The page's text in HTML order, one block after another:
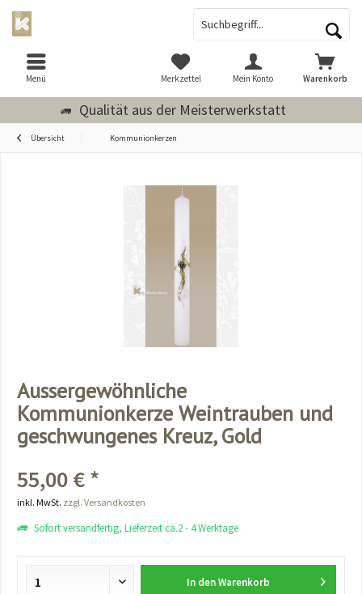
Qualität aus der Meisterwerkstatt
Menü Warenkorb
Merkzettel Mein Konto
Übersicht Kommunionkerzen
Aussergewöhnliche
Kommunionkerze Weintrauben und
geschwungenes Kreuz, Gold
55,00 € *
inkl. MwSt. zzgl. Versandkosten
Sofort versandfertig, Lieferzeit ca.2 - 4 Werktage
In den Warenkorb